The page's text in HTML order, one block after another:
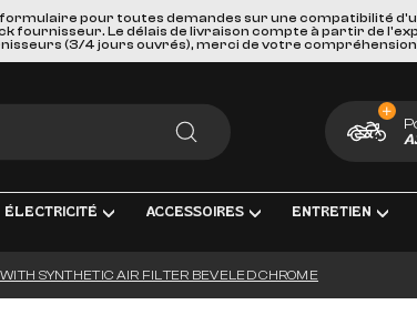
pour toutes demandes sur une compatibilité
Le délais de livraison compte à partir de
(3/4 jours ouvrés), merci de votre compréhension
RECHERCHER
ÉLECTRICITÉ
MESURE
ACCESSOIRES ENTRETIEN
HUILES, PRODUIT CHIMIQUES ET
GOODIES
SYNTHETIC AIR FILTER BEVELED CHROME